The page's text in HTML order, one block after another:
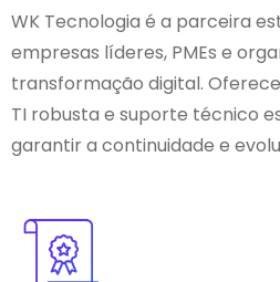
WK Tecnologia é a parceira
empresas líderes, PMEs e
transformação digital.
TI robusta e suporte técnico
garantir a continuidade e